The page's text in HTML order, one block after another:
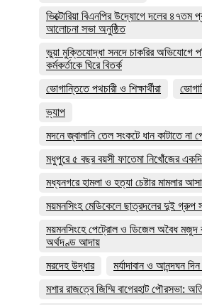
ভিক্টোরিয়া বিএনপির উদ্যোগে দলের ৪৭তম
আলোচনা সভা অনুষ্ঠিত
ভুয়া মুক্তিযোদ্ধা সনদে চাকরির অভিযোগে
কর্মকর্তাকে ঘিরে বিতর্ক
ভোগান্তিতে পথচারী ও শিক্ষার্থীরা
ভ্যাপ
মদনে জ্বালানি তেল সংকটে ধান কাটাতে না
মধুপুরে ৫ বছর বয়সী ফাতেমা নিখোঁজের
মধ্যনগরে হামলা ও হত্যা চেষ্টার মামলার
ময়মনসিংহ মেডিকেলে ছাত্রদলের দুই
ময়মনসিংহে পেট্রোল ও ডিজেল অবৈধ মজুদ
অর্থদণ্ড আদায়
মরদেহ উদ্ধার
মর্যাদাবান ও আনন্দঘন
মশার রাজত্বে জিম্মি বাগেরহাট পৌরসভা: